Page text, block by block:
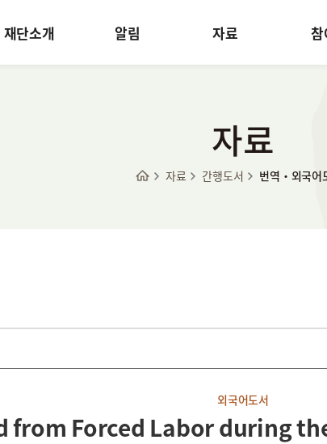
재단소개 알림 자료 참
자료
자료 간행도서 번역·외국어
외국어도서
from Forced Labor during